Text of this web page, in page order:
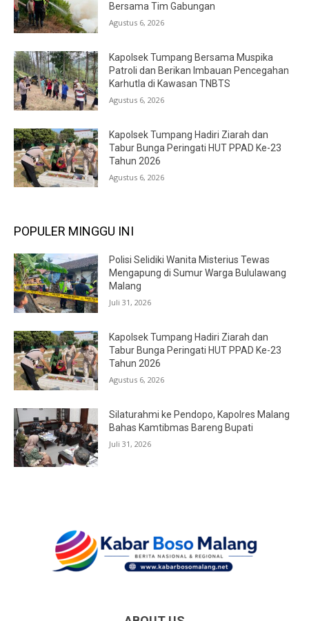
Bersama Tim Gabungan
Agustus 6, 2026
Kapolsek Tumpang Bersama Muspika
Patroli dan Berikan Imbauan Pencegahan
Karhutla di Kawasan TNBTS
Agustus 6, 2026
Kapolsek Tumpang Hadiri Ziarah dan
Tabur Bunga Peringati HUT PPAD Ke-23
Tahun 2026
Agustus 6, 2026
POPULER MINGGU INI
Polisi Selidiki Wanita Misterius Tewas
Mengapung di Sumur Warga Bululawang
Malang
Juli 31, 2026
Kapolsek Tumpang Hadiri Ziarah dan
Tabur Bunga Peringati HUT PPAD Ke-23
Tahun 2026
Agustus 6, 2026
Silaturahmi ke Pendopo, Kapolres Malang
Bahas Kamtibmas Bareng Bupati
Juli 31, 2026